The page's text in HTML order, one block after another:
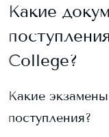
Какие
College?
Какие
поступления?